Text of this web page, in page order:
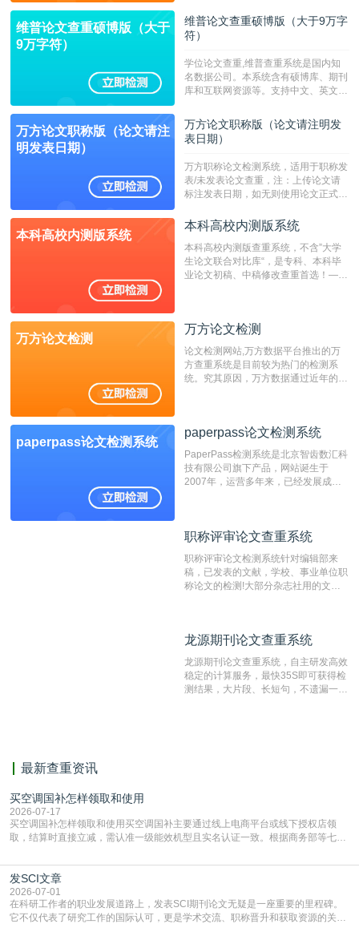
维普论文查重硕博版（大于
9万字符）
维普论文查重硕博版（大于9万字
符）
学位论文查重,维普查重系统是国内知
名数据公司。本系统含有硕博库、期刊
库和互联网资源等。支持中文、英文、
定院校！！！
万方论文职称版（论文请注
明发表日期）
万方论文职称版（论文请注明发
表日期）
万方职称论文检测系统，适用于职称发
表/未发表论文查重，注：上传论文请
标注发表日期，如无则使用论文正式发
成时间作为发表日期。
本科高校内测版系统
本科高校内测版系统
本科高校内测版查重系统，不含”大学
生论文联合对比库“，是专科、本科毕
业论文初稿、中稿修改查重首选！——
万方论文检测
万方论文检测
论文检测网站,万方数据平台推出的万
方查重系统是目前较为热门的检测系
统。究其原因，万方数据通过近年的发
非。其次，相对于知网而言，万方检测
重的推荐系统。
paperpass论文检测系统
paperpass论文检测系统
PaperPass检测系统是北京智齿数汇科
技有限公司旗下产品，网站诞生于
2007年，运营多年来，已经发展成为
检测速度快、精度高，市场反映良好。
职称评审论文查重系统
职称评审论文检测系统针对编辑部来
稿，已发表的文献，学校、事业单位职
称论文的检测!大部分杂志社用的文献
编辑部检测来稿和已发表的文献,检测
测时注意填写第一作者,才能排除已发
表文献复制比。（限制字符数1万）
龙源期刊论文查重系统
龙源期刊论文查重系统，自主研发高效
稳定的计算服务，最快35S即可获得检
测结果，大片段、长短句，不遗漏一处
最新查重资讯
买空调国补怎样领取和使用
2026-07-17
买空调国补怎样领取和使用买空调国补主要通过线上电商平台或线下授权店领
取，结算时直接立减‌，需认准一级能效机型且实名认证一致。根据商务部等七部
能领到补贴首选‌京东APP‌搜索专属口令(如【家电补贴1637】、【国补立省
4949】等，口令会随活动更新，以页面显示为准)进入补贴专场。淘宝/天猫也可
复制粘贴【8$FKFGgJq
发SCI文章
2026-07-01
在科研工作者的职业发展道路上，发表SCI期刊论文无疑是一座重要的里程碑。
它不仅代表了研究工作的国际认可，更是学术交流、职称晋升和获取资源的关键